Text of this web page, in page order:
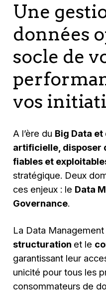
Une
données
socle de
vos
A l’ère du Big Data
artificielle, disposer
fiables et
stratégique. Deux
ces enjeux : le Data
Governance.
La Data
structuration et le
garantissant leur
unicité pour tous les
consommateurs de